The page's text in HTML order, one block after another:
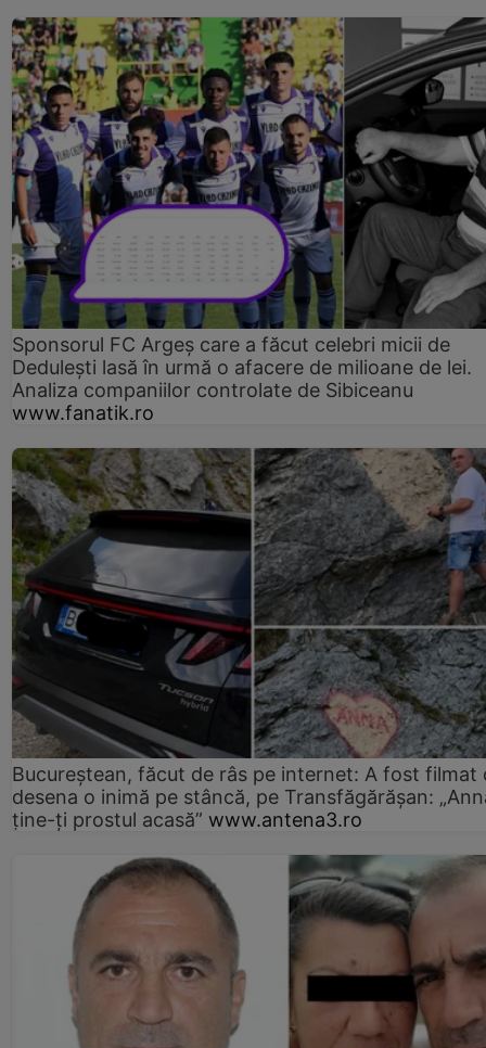
Sponsorul FC Argeș care a făcut celebri micii de
Dedulești lasă în urmă o afacere de milioane de lei.
Analiza companiilor controlate de Sibiceanu
www.fanatik.ro
Bucureștean, făcut de râs pe internet: A fost filmat
desena o inimă pe stâncă, pe Transfăgărășan:
ține-ți prostul acasă” www.antena3.ro